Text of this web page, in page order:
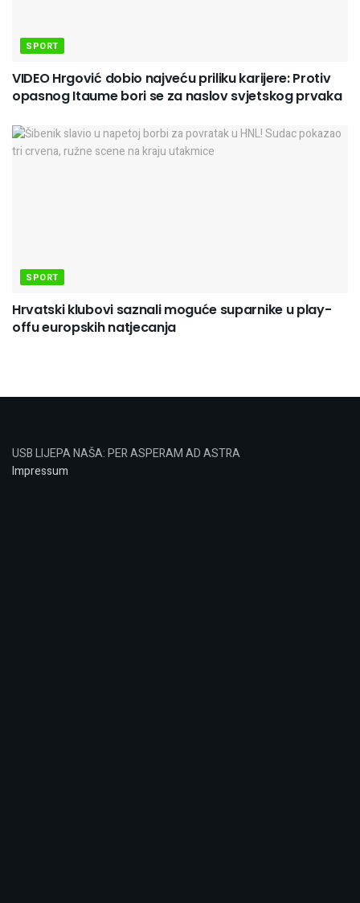
SPORT
VIDEO Hrgović dobio najveću priliku karijere: Protiv
opasnog Itaume bori se za naslov svjetskog prvaka
SPORT
Hrvatski klubovi saznali moguće suparnike u play-
offu europskih natjecanja
USB LIJEPA NAŠA: PER ASPERAM AD ASTRA
Impressum